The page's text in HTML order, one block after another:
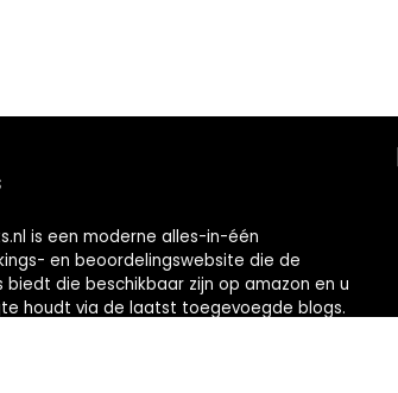
is een moderne alles-in-één
en beoordelingswebsite die de
biedt die beschikbaar zijn op amazon en u
houdt via de laatst toegevoegde blogs.